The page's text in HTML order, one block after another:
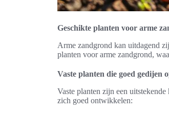
Geschikte planten voor arme
Arme zandgrond kan uitdagend
planten voor arme zandgrond,
Vaste planten die goed gedijen
Vaste planten zijn een
zich goed ontwikkelen: